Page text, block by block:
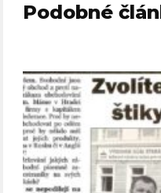
Podobné